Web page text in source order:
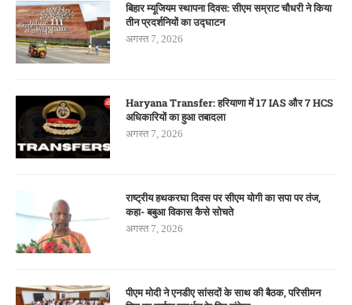
बिहार म्यूजियम स्थापना दिवस: सीएम सम्राट चौधरी ने किया
तीन प्रदर्शनियों का उद्घाटन
अगस्त 7, 2026
Haryana Transfer: हरियाणा में 17 IAS और 7 HCS
अधिकारियों का हुआ तबादला
अगस्त 7, 2026
राष्ट्रीय हथकरघा दिवस पर सीएम योगी का सपा पर तंज,
कहा- बबुआ विकास कैसे सोचते
अगस्त 7, 2026
पीएम मोदी ने एनडीए सांसदों के साथ की बैठक, परिसीमन